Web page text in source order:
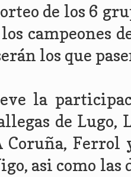
de los 6
campeones
los que
la
de
Coruña, Ferrol
asi como